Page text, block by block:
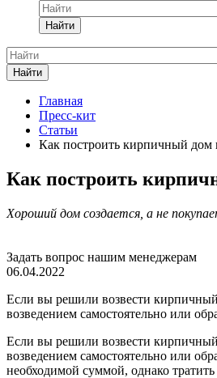
Найти
Найти
Главная
Пресс-кит
Статьи
Как построить кирпичный дом
Как построить
Хороший дом создается, а не
Задать вопрос нашим менеджерам
06.04.2022
Если вы решили возвести кирпичный
возведением самостоятельно или
Если вы решили возвести кирпичный
возведением самостоятельно или
необходимой суммой, однако